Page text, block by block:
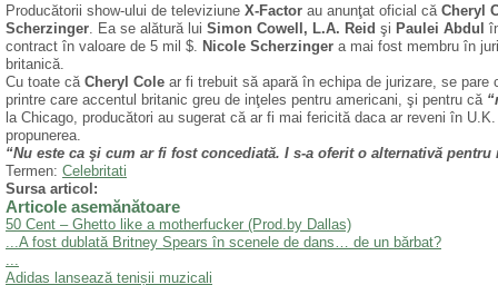
Producătorii show-ului de televiziune X-Factor au anunţat oficial că Cheryl
Scherzinger . Ea se alătură lui Simon Cowell, L.A. Reid şi Paulei Abdul
contract în valoare de 5 mil $. Nicole Scherzinger a mai fost membru în
britanică.
Cu toate că Cheryl Cole ar fi trebuit să apară în echipa de jurizare, se
printre care accentul britanic greu de inţeles pentru americani, şi pentru că
la Chicago, producători au sugerat că ar fi mai fericită daca ar reveni în
propunerea.
“Nu este ca şi cum ar fi fost concediată. I s-a oferit o alternativă
Termen: Celebritati
Sursa articol:
Articole asemănătoare
50 Cent – Ghetto like a motherfucker (Prod.by Dallas)
A fost dublată Britney Spears în scenele de dans… de un bărbat?
Adidas lansează tenișii muzicali